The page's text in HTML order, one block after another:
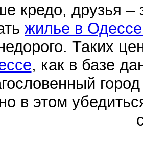
кредо, друзья –
жилье в
Таких
, как в базе
в этом